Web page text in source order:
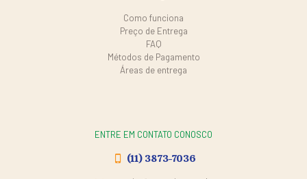
Como funciona
Preço de Entrega
FAQ
Métodos de Pagamento
Áreas de entrega
ENTRE EM CONTATO CONOSCO
(11) 3873-7036